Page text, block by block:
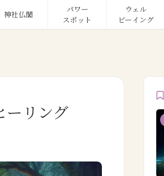
神社仏閣
パワー
スポット
ウェル
ビーイング
ーリング